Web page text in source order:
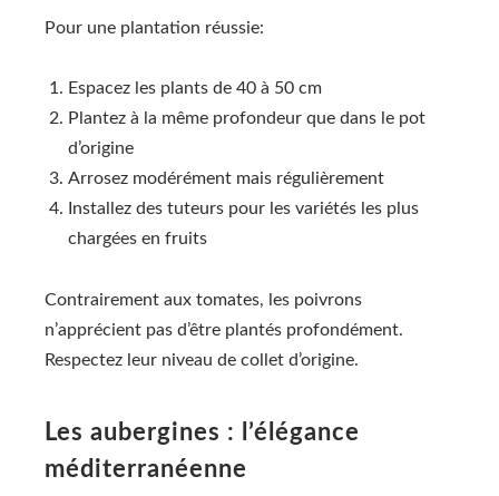
Pour une plantation réussie:
Espacez les plants de 40 à 50 cm
Plantez à la même profondeur que dans le pot
d’origine
Arrosez modérément mais régulièrement
Installez des tuteurs pour les variétés les plus
chargées en fruits
Contrairement aux tomates, les poivrons
n’apprécient pas d’être plantés profondément.
Respectez leur niveau de collet d’origine.
Les aubergines : l’élégance
méditerranéenne